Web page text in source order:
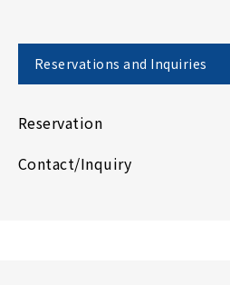
Reservations and Inquiries
Reservation
Contact/Inquiry